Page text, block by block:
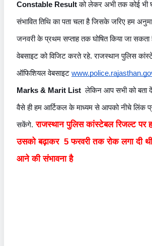
Constable Result को लेकर अभी तक कोई भी
संभावित तिथि का पता चला है जिसके जरिए हम
जनवरी के प्रथम सप्ताह तक घोषित किया जा
वेबसाइट को विजिट करते रहे. राजस्थान पुलिस
ऑफिशियल वेबसाइट
Marks & Marit List लेकिन आप सभी को बता दें
वैसे ही हम आर्टिकल के माध्यम से आपको नीचे लिंक
सकेंगे. राजस्थान पुलिस कांस्टेबल रिजल्ट
उसको बढ़ाकर 5 फरवरी तक रोक लगा दी
आने की संभावना है